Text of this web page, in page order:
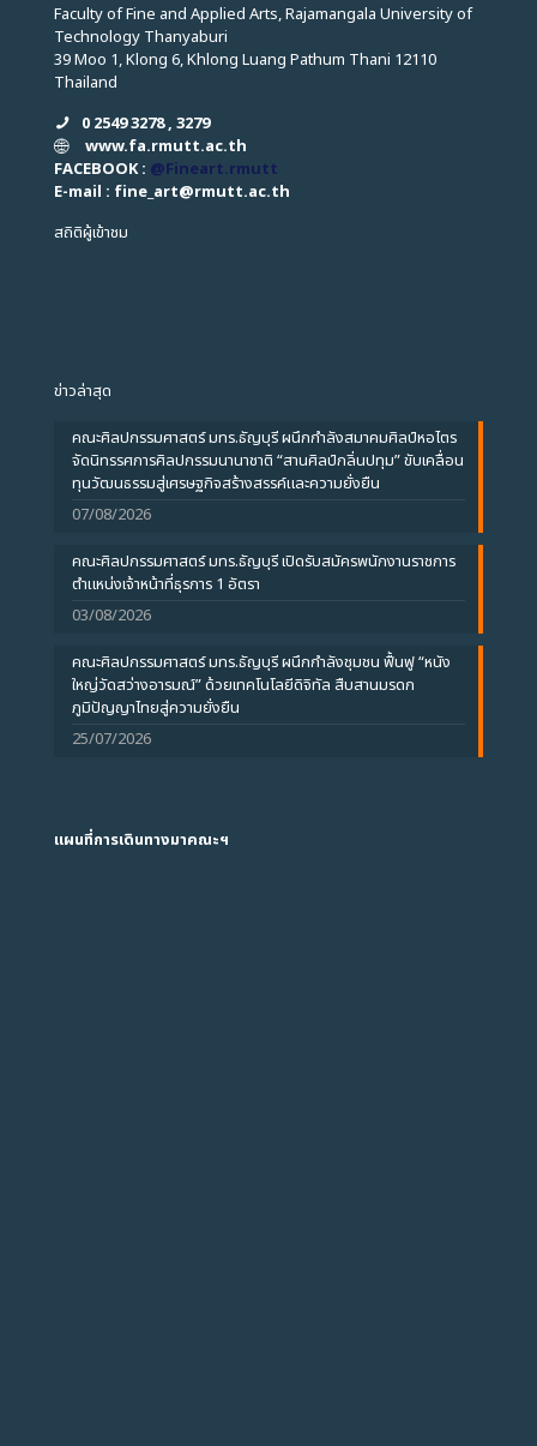
Faculty of Fine and Applied Arts, Rajamangala University of
Technology Thanyaburi
39 Moo 1, Klong 6, Khlong Luang Pathum Thani 12110
Thailand
0 2549 3278 , 3279
www.fa.rmutt.ac.th
FACEBOOK : @Fineart.rmutt
E-mail : fine_art@rmutt.ac.th
สถิติผู้เข้าชม
ข่าวล่าสุด
คณะศิลปกรรมศาสตร์ มทร.ธัญบุรี ผนึกกำลังสมาคมศิลป์หอไตร
จัดนิทรรศการศิลปกรรมนานาชาติ “สานศิลป์กลิ่นปทุม” ขับเคลื่อน
ทุนวัฒนธรรมสู่เศรษฐกิจสร้างสรรค์และความยั่งยืน
07/08/2026
คณะศิลปกรรมศาสตร์ มทร.ธัญบุรี เปิดรับสมัครพนักงานราชการ
ตำแหน่งเจ้าหน้าที่ธุรการ 1 อัตรา
03/08/2026
คณะศิลปกรรมศาสตร์ มทร.ธัญบุรี ผนึกกำลังชุมชน ฟื้นฟู “หนัง
ใหญ่วัดสว่างอารมณ์” ด้วยเทคโนโลยีดิจิทัล สืบสานมรดก
ภูมิปัญญาไทยสู่ความยั่งยืน
25/07/2026
แผนที่การเดินทางมาคณะฯ